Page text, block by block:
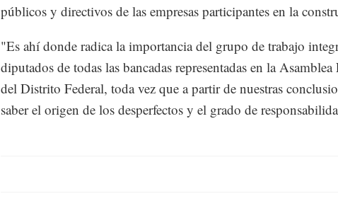
públicos y directivos de las empresas participantes en la
"Es ahí donde radica la importancia del grupo de trabajo
diputados de todas las bancadas representadas en la
del Distrito Federal, toda vez que a partir de nuestras
saber el origen de los desperfectos y el grado de